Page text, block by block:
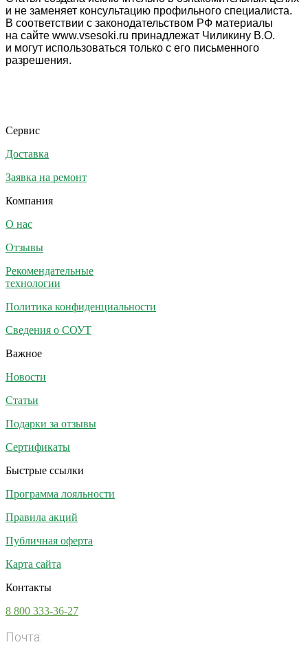
и не заменяет консультацию профильного специалиста.
В соответствии с законодательством РФ материалы
на сайте www.vsesoki.ru принадлежат Чиликину В.О.
и могут использоваться только с его письменного
разрешения.
Сервис
Доставка
Заявка на ремонт
Компания
О нас
Отзывы
Рекомендательные
технологии
Политика конфиденциальности
Сведения о СОУТ
Важное
Новости
Статьи
Подарки за отзывы
Сертификаты
Быстрые ссылки
Программа лояльности
Правила акций
Публичная оферта
Карта сайта
Контакты
8 800 333-36-27
Почта: